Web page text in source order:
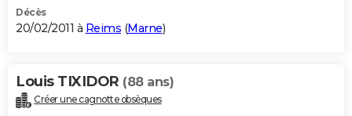
Décès
20/02/2011 à Reims (Marne)
Louis TIXIDOR (88 ans)
Créer une cagnotte obsèques